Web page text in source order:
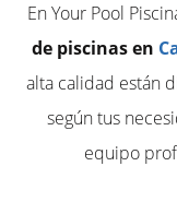
En Your Pool
de piscinas en
alta calidad están
según tus
equipo